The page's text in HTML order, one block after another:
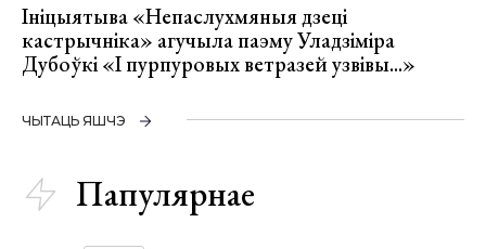
Ініцыятыва «Непаслухмяныя дзеці
кастрычніка» агучыла паэму Уладзіміра
Дубоўкі «І пурпуровых ветразей узвівы...»
ЧЫТАЦЬ ЯШЧЭ
Папулярнае